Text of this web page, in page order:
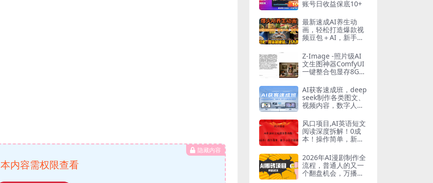
隐藏内容
本内容需权限查看
账号日收益保底10+
最新速成AI养生动
画，轻松打造爆款视
频豆包＋AI，新手也
Z-Image -照片级AI
文生图神器ComfyUI
一键整合包显存8G可
AI获客速成班，deep
seek制作各类图文、
视频内容，数字人应
风口项目,AI英语短文
阅读深度拆解！0成
本！操作简单，新手
2026年AI漫剧制作全
流程，普通人的又一
个翻盘机会，万播最